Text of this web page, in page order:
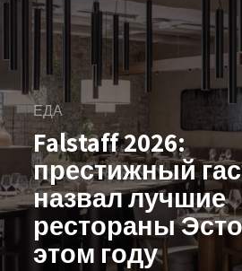
ЕДА
Falstaff 2026:
престижный
назвал лучшие
рестораны
этом году